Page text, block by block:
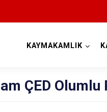
KAYMAKAMLIK
ÇED Olumlu